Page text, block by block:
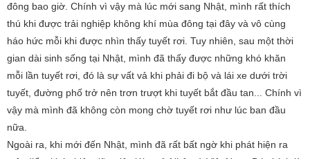
đông bao giờ. Chính vì vậy mà lúc mới sang Nhật, mình rất thích
thú khi được trải nghiệp không khí mùa đông tại đây và vô cùng
háo hức mỗi khi được nhìn thấy tuyết rơi. Tuy nhiên, sau một thời
gian dài sinh sống tại Nhật, mình đã thấy được những khó khăn
mỗi lần tuyết rơi, đó là sự vất vả khi phải đi bộ và lái xe dưới trời
tuyết, đường phố trở nên trơn trượt khi tuyết bắt đầu tan... Chính vì
vậy mà mình đã không còn mong chờ tuyết rơi như lúc ban đầu
nữa.
Ngoài ra, khi mới đến Nhật, mình đã rất bất ngờ khi phát hiện ra